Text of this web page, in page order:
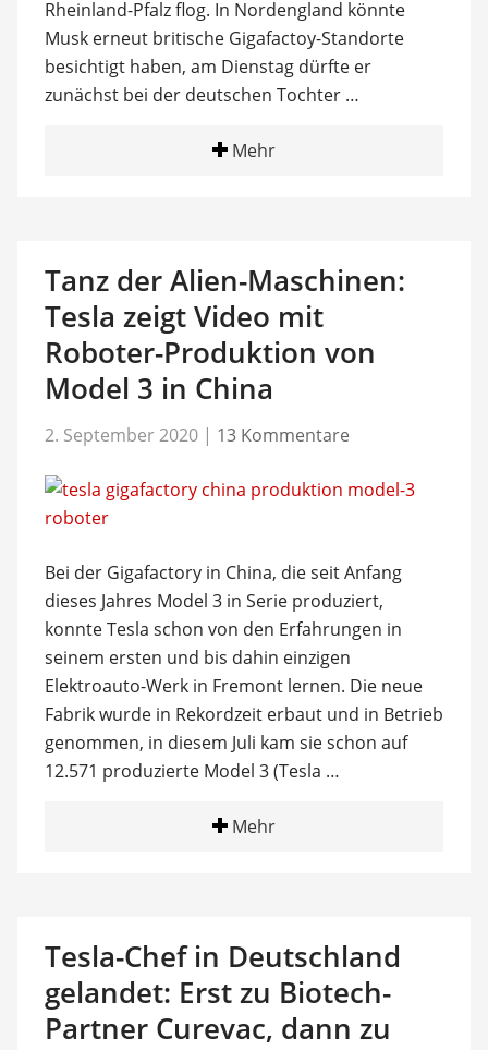
Rheinland-Pfalz flog. In Nordengland könnte
Musk erneut britische Gigafactoy-Standorte
besichtigt haben, am Dienstag dürfte er
zunächst bei der deutschen Tochter …
Mehr
Tanz der Alien-Maschinen:
Tesla zeigt Video mit
Roboter-Produktion von
Model 3 in China
2. September 2020 | 13 Kommentare
Bei der Gigafactory in China, die seit Anfang
dieses Jahres Model 3 in Serie produziert,
konnte Tesla schon von den Erfahrungen in
seinem ersten und bis dahin einzigen
Elektroauto-Werk in Fremont lernen. Die neue
Fabrik wurde in Rekordzeit erbaut und in Betrieb
genommen, in diesem Juli kam sie schon auf
12.571 produzierte Model 3 (Tesla …
Mehr
Tesla-Chef in Deutschland
gelandet: Erst zu Biotech-
Partner Curevac, dann zu